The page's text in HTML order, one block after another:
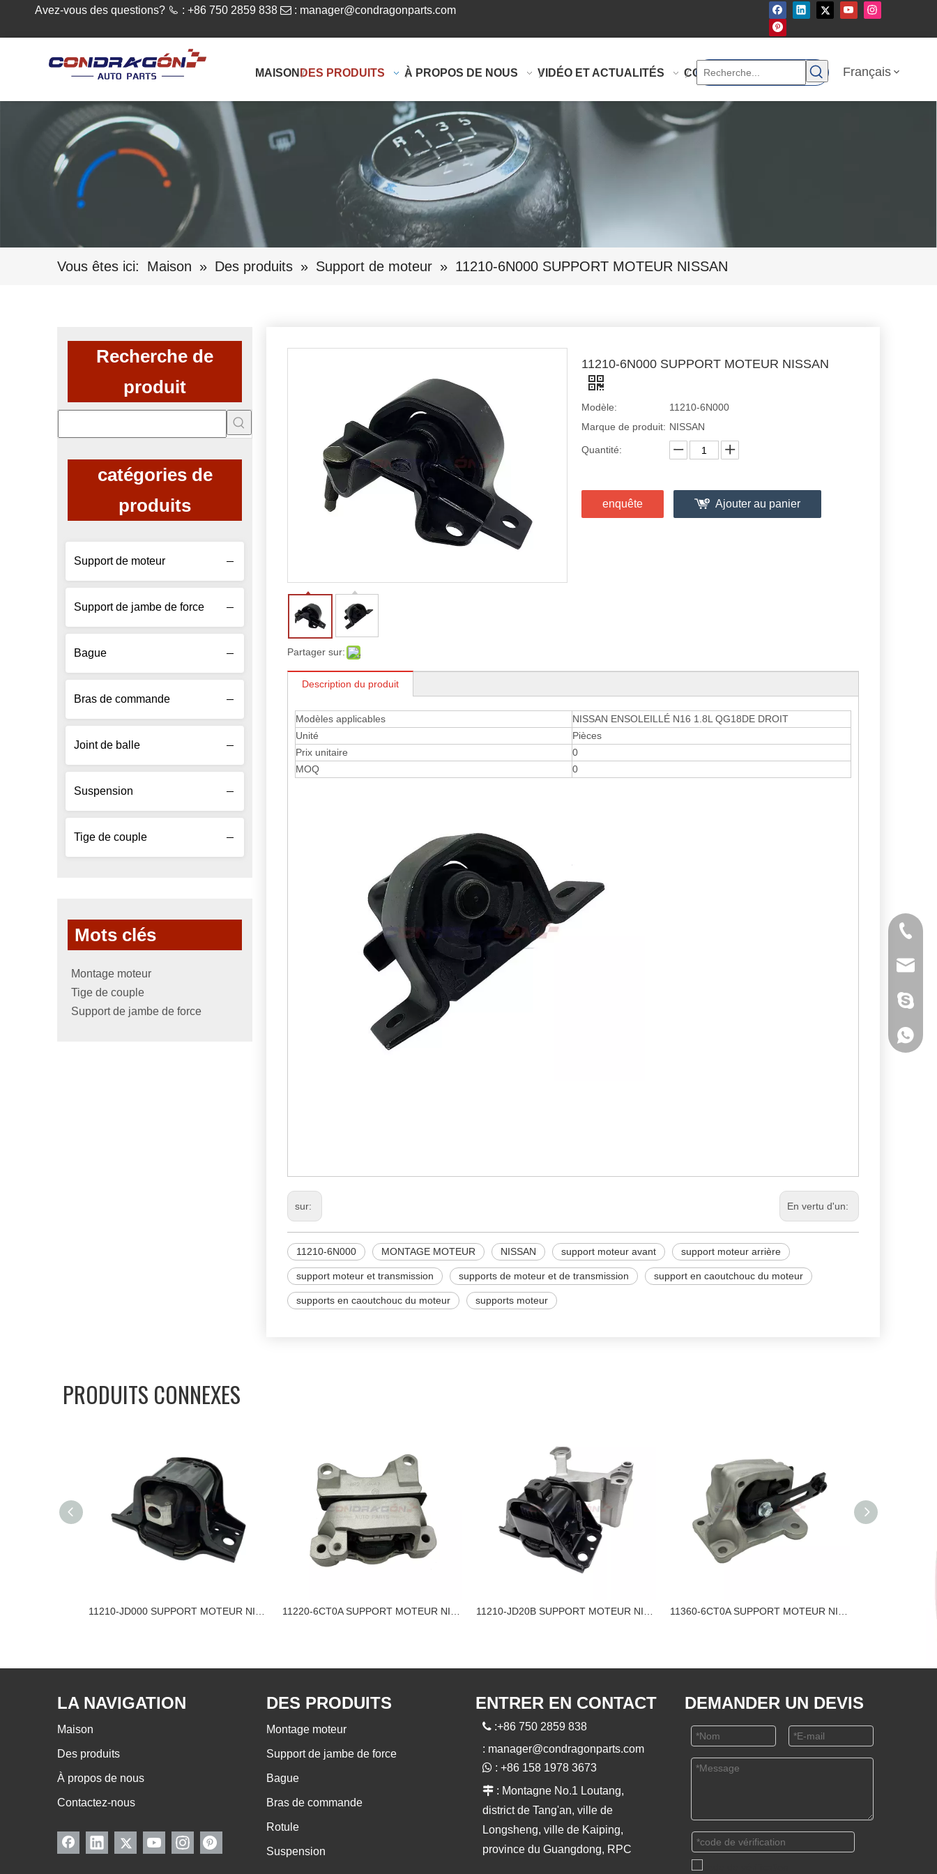
Avez-vous des questions?  : +86 750 2859 838  : manager@condragonparts.com
MAISON DES PRODUITS À PROPOS DE NOUS VIDÉO ET ACTUALITÉS CONTACTEZ-NOUS Français
Vous êtes ici: Maison » Des produits » Support de moteur » 11210-6N000 SUPPORT MOTEUR NISSAN
Recherche de
produit
catégories de
produits
Support de moteur
Support de jambe de force
Bague
Bras de commande
Joint de balle
Suspension
Tige de couple
Mots clés
Montage moteur
Tige de couple
Support de jambe de force
Partager sur:
11210-6N000 SUPPORT MOTEUR NISSAN
Modèle:
11210-6N000
Marque de produit: NISSAN
Quantité:
enquête Ajouter au panier
Description du produit
Modèles applicables
NISSAN ENSOLEILLÉ N16 1.8L QG18DE DROIT
Unité
Pièces
Prix ​​unitaire
0
MOQ
0
sur: En vertu d'un:
11210-6N000 MONTAGE MOTEUR NISSAN support moteur avant support moteur arrière
support moteur et transmission supports de moteur et de transmission support en caoutchouc du moteur
supports en caoutchouc du moteur supports moteur
PRODUITS CONNEXES
LA NAVIGATION
Maison
Des produits
À propos de nous
Contactez-nous
DES PRODUITS
Montage moteur
Support de jambe de force
Bague
Bras de commande
Rotule
Suspension
ENTRER EN CONTACT
 :+86 750 2859 838
: manager@condragonparts.com
 : +86 158 1978 3673
 : Montagne No.1 Loutang,
district de Tang'an, ville de
Longsheng, ville de Kaiping,
province du Guangdong, RPC
DEMANDER UN DEVIS
Tél
E-mail
Skype